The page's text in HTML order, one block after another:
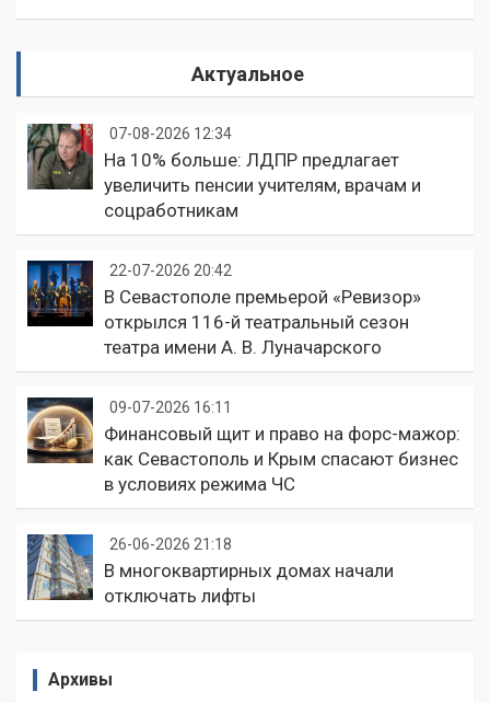
Актуальное
07-08-2026 12:34
На 10% больше: ЛДПР предлагает
увеличить пенсии учителям, врачам и
соцработникам
22-07-2026 20:42
В Севастополе премьерой «Ревизор»
открылся 116-й театральный сезон
театра имени А. В. Луначарского
09-07-2026 16:11
Финансовый щит и право на форс-мажор:
как Севастополь и Крым спасают бизнес
в условиях режима ЧС
26-06-2026 21:18
В многоквартирных домах начали
отключать лифты
Архивы